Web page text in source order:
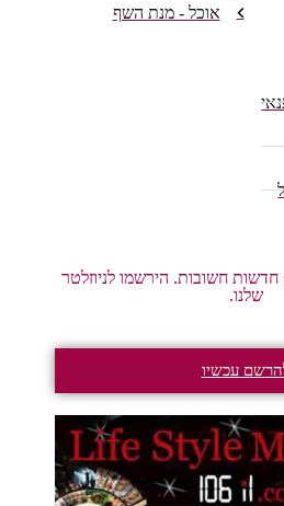
אוכל - מנת השף
חשובות. הירשמו לניוזלטר
שלנו.
עכשיו